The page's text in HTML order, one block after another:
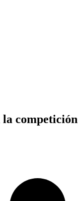
la competición